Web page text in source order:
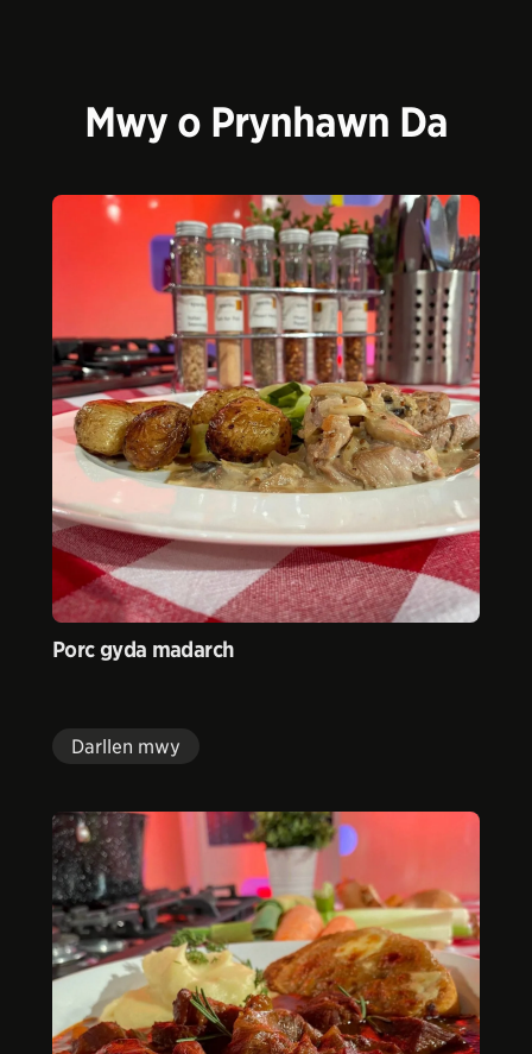
Mwy o Prynhawn Da
Porc gyda madarch
Darllen mwy